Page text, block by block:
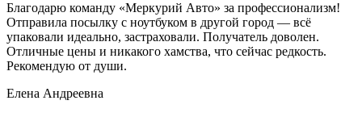
Благодарю команду «Меркурий Авто» за профессионализм!
Отправила посылку с ноутбуком в другой город — всё
упаковали идеально, застраховали. Получатель доволен.
Отличные цены и никакого хамства, что сейчас редкость.
Рекомендую от души.
Елена Андреевна